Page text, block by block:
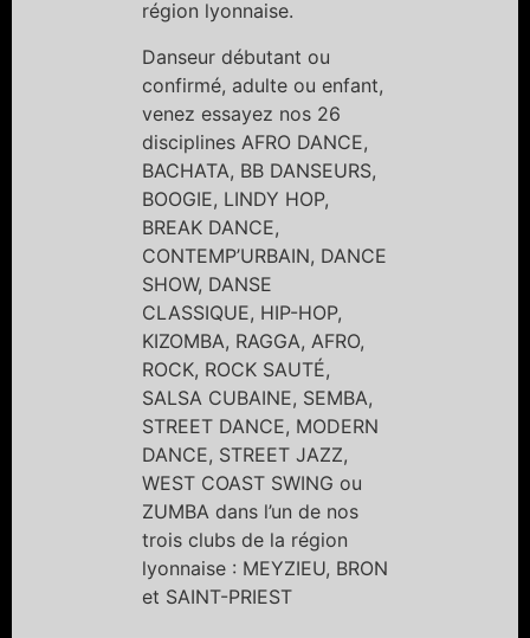
région lyonnaise.
Danseur débutant ou
confirmé, adulte ou enfant,
venez essayez nos 26
disciplines AFRO DANCE,
BACHATA, BB DANSEURS,
BOOGIE, LINDY HOP,
BREAK DANCE,
CONTEMP’URBAIN, DANCE
SHOW, DANSE
CLASSIQUE, HIP-HOP,
KIZOMBA, RAGGA, AFRO,
ROCK, ROCK SAUTÉ,
SALSA CUBAINE, SEMBA,
STREET DANCE, MODERN
DANCE, STREET JAZZ,
WEST COAST SWING ou
ZUMBA dans l’un de nos
trois clubs de la région
lyonnaise : MEYZIEU, BRON
et SAINT-PRIEST